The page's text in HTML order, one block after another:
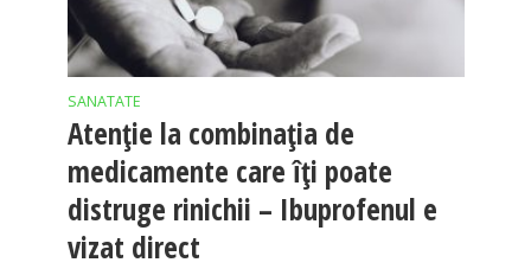
SANATATE
Atenție la combinația de
medicamente care îți poate
distruge rinichii – Ibuprofenul e
vizat direct